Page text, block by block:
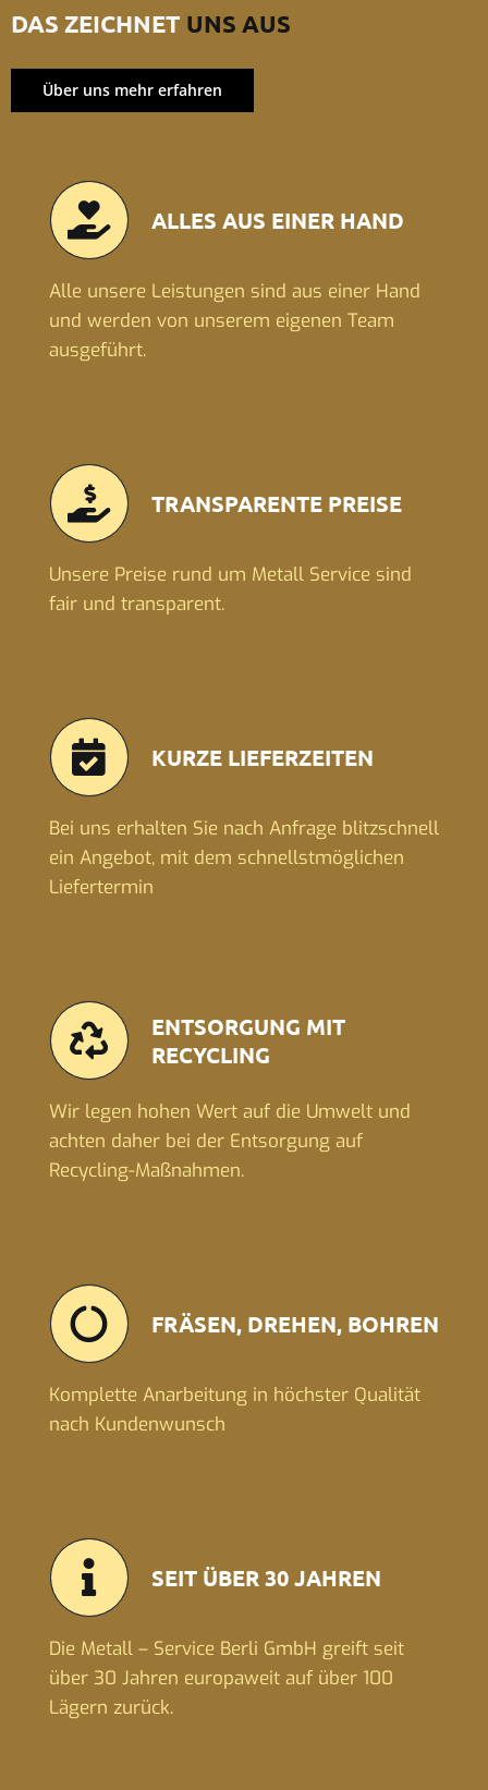
DAS ZEICHNET UNS AUS
Über uns mehr erfahren
ALLES AUS EINER HAND
Alle unsere Leistungen sind aus einer Hand
und werden von unserem eigenen Team
ausgeführt.
TRANSPARENTE PREISE
Unsere Preise rund um Metall Service sind
fair und transparent.
KURZE LIEFERZEITEN
Bei uns erhalten Sie nach Anfrage blitzschnell
ein Angebot, mit dem schnellstmöglichen
Liefertermin
ENTSORGUNG MIT
RECYCLING
Wir legen hohen Wert auf die Umwelt und
achten daher bei der Entsorgung auf
Recycling-Maßnahmen.
FRÄSEN, DREHEN, BOHREN
Komplette Anarbeitung in höchster Qualität
nach Kundenwunsch
SEIT ÜBER 30 JAHREN
Die Metall – Service Berli GmbH greift seit
über 30 Jahren europaweit auf über 100
Lägern zurück.